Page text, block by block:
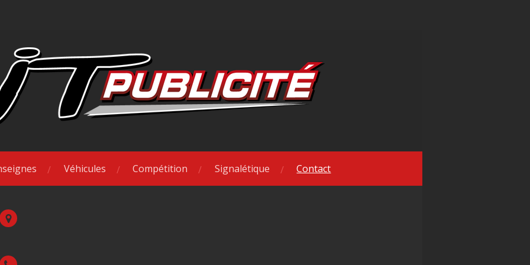
Véhicules Compétition Signalétique Contact